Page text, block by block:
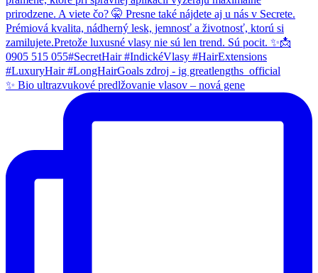
✨ Bio ultrazvukové predlžovanie vlasov – nová gene